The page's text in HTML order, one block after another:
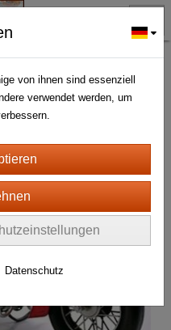
ANTIK
(101)
von ihnen sind essenziell
verwendet werden, um
Datenschutz